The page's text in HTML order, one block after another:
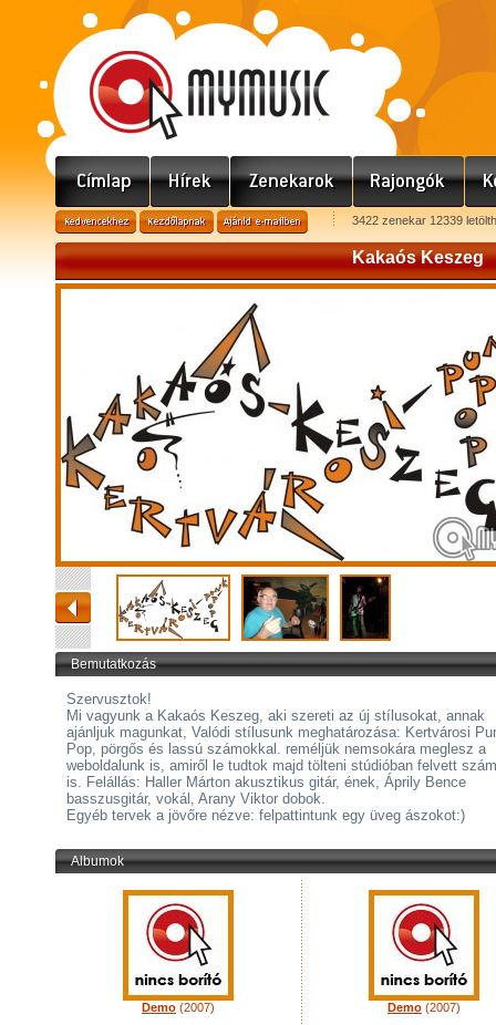
3422 zenekar 12339
Kakaós Keszeg
Bemutatkozás
Szervusztok!
Mi vagyunk a Kakaós Keszeg, aki szereti az új stílusokat, annak
ajánljuk magunkat, Valódi stílusunk meghatározása: Kertvárosi
Pop, pörgős és lassú számokkal. reméljük nemsokára meglesz a
weboldalunk is, amiről le tudtok majd tölteni stúdióban felvett
is. Felállás: Haller Márton akusztikus gitár, ének, Áprily Bence
basszusgitár, vokál, Arany Viktor dobok.
Egyéb tervek a jövőre nézve: felpattintunk egy üveg ászokot:)
Albumok
Demo (2007) Demo (2007)